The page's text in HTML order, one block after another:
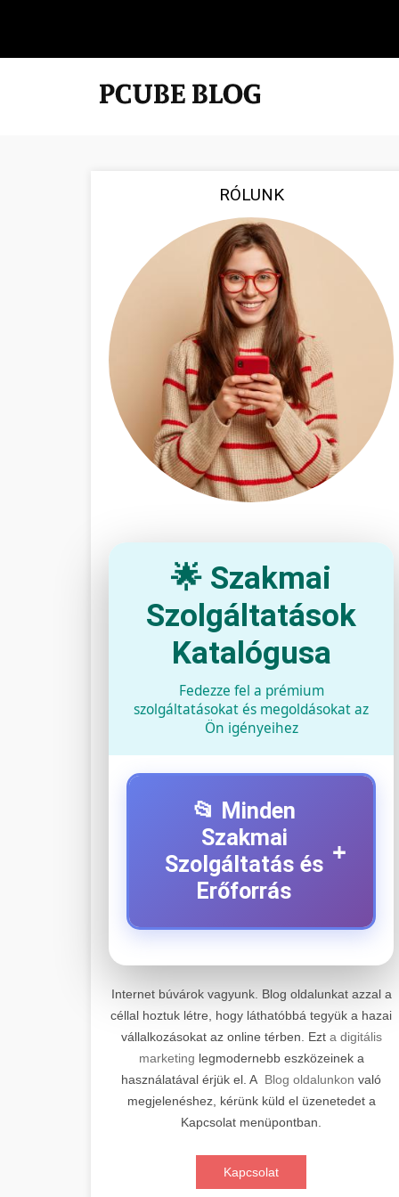
RÓLUNK
🌟 Szakmai
Szolgáltatások
Katalógusa
Fedezze fel a prémium
szolgáltatásokat és megoldásokat az
Ön igényeihez
📂 Minden
Szakmai
Szolgáltatás és
Erőforrás
+
+
Professzionális elektromos roller
javítási és karbantartási szolgáltatások.
Szakértő technikusaink minőségi
szervízt nyújtanak minden jelentős
márkához és modellhez.
Szervizközpont Látogatása
📊 2. Online Marketing
Ügynökség
+
Átfogó online marketing
szolgáltatások, beleértve a SEO-t,
közösségi média kezelést és digitális
hirdetéseket. Növekedés elérése
Elektromos Roller
Internet búvárok vagyunk. Blog oldalunkat azzal a
céllal hoztuk létre, hogy láthatóbbá tegyük a hazai
vállalkozásokat az online térben. Ezt a digitális
marketing legmodernebb eszközeinek a
használatával érjük el. A Blog oldalunkon való
megjelenéshez, kérünk küld el üzenetedet a
Kapcsolat menüpontban.
Kapcsolat